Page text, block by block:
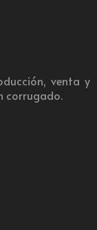
venta y
corrugado.